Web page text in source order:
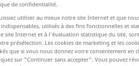
de confidentialité.
utiliser au mieux notre site Internet et que
utilisés à des fins fonctionnelles et
site Internet et à l'évaluation statistique du site,
présélection. Les cookies de marketing et les
que si vous nous donnez votre consentement en
sur "Continuer sans accepter". Vous pouvez